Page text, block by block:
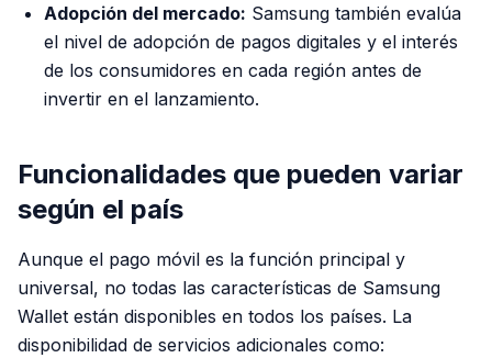
Adopción del mercado: Samsung también evalúa
el nivel de adopción de pagos digitales y el interés
de los consumidores en cada región antes de
invertir en el lanzamiento.
Funcionalidades que pueden variar
según el país
Aunque el pago móvil es la función principal y
universal, no todas las características de Samsung
Wallet están disponibles en todos los países. La
disponibilidad de servicios adicionales como: